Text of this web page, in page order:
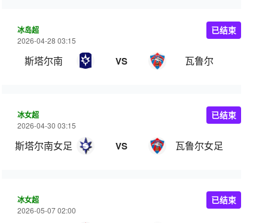
冰岛超
2026-04-28 03:15
斯塔尔南 VS 瓦鲁尔
已结束
冰女超
2026-04-30 03:15
斯塔尔南女足 VS 瓦鲁尔女足
已结束
冰女超
2026-05-07 02:00
已结束